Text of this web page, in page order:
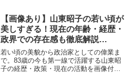
【画像あり】山東昭子の若い頃が
美しすぎる！現在の年齢・経歴・
政界での存在感も徹底解説
【2025年最新版】
若い頃の美貌から政治家としての偉業ま
で。83歳の今も第一線で活躍する山東昭
子の経歴・政策・現在の活動を画像付き